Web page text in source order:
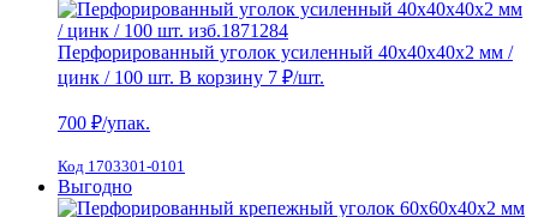
Перфорированный уголок усиленный 40х40х40х2 мм /
цинк / 100 шт. В корзину 7 ₽/шт.
700 ₽/упак.
Код 1703301-0101
Выгодно